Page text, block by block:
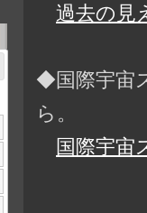
過去の見
◆国際宇宙
ら。
国際宇宙